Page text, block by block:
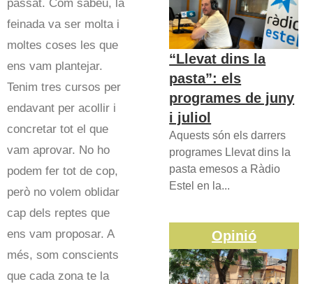
passat. Com sabeu, la
feinada va ser molta i
moltes coses les que
ens vam plantejar.
Tenim tres cursos per
endavant per acollir i
concretar tot el que
vam aprovar. No ho
podem fer tot de cop,
però no volem oblidar
cap dels reptes que
ens vam proposar. A
més, som conscients
que cada zona te la
“Llevat dins la
pasta”: els
programes de juny
i juliol
Aquests són els darrers
programes Llevat dins la
pasta emesos a Ràdio
Estel en la...
Opinió